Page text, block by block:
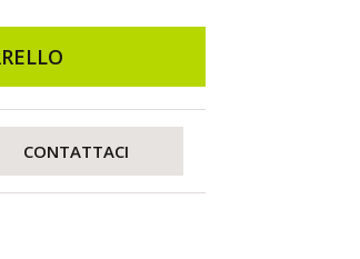
CONTATTACI